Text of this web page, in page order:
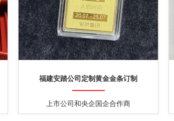
福建安踏公司定制黄金金条订制
上市公司和央企国企合作商